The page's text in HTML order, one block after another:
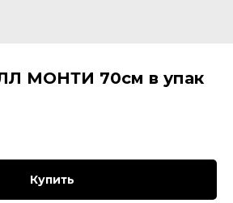
МОНТИ 70см в упак
Купить